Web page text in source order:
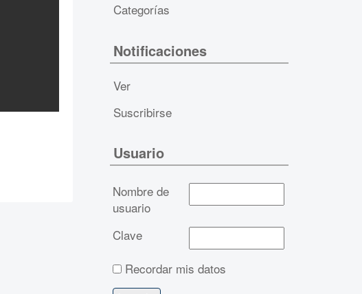
Categorías
Notificaciones
Ver
Suscribirse
Usuario
Nombre de
usuario
Clave
Recordar mis datos